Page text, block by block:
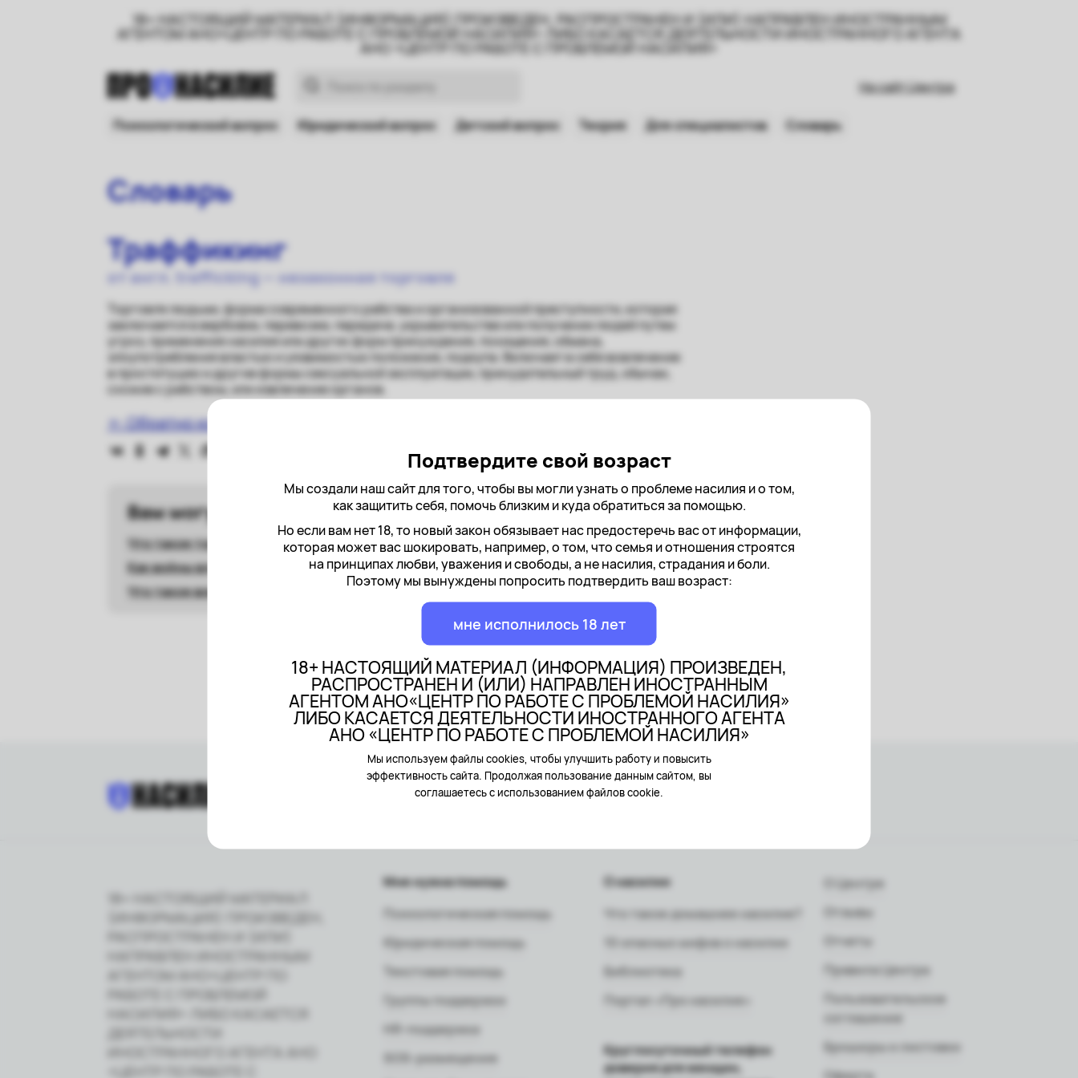
Подтвердите свой возраст
Мы создали наш сайт для того, чтобы вы могли узнать о проблеме насилия и о том,
как защитить себя, помочь близким и куда обратиться за помощью.
Но если вам нет 18, то новый закон обязывает нас предостеречь вас от информации,
которая может вас шокировать, например, о том, что семья и отношения строятся
на принципах любви, уважения и свободы, а не насилия, страдания и боли.
Поэтому мы вынуждены попросить подтвердить ваш возраст:
мне исполнилось 18 лет
18+ НАСТОЯЩИЙ МАТЕРИАЛ (ИНФОРМАЦИЯ) ПРОИЗВЕДЕН,
РАСПРОСТРАНЕН И (ИЛИ) НАПРАВЛЕН ИНОСТРАННЫМ
АГЕНТОМ АНО«ЦЕНТР ПО РАБОТЕ С ПРОБЛЕМОЙ НАСИЛИЯ»
ЛИБО КАСАЕТСЯ ДЕЯТЕЛЬНОСТИ ИНОСТРАННОГО АГЕНТА
АНО «ЦЕНТР ПО РАБОТЕ С ПРОБЛЕМОЙ НАСИЛИЯ»
Мы используем файлы cookies, чтобы улучшить работу и повысить
эффективность сайта. Продолжая пользование данным сайтом, вы
соглашаетесь с использованием файлов cookie.
18+ НАСТОЯЩИЙ МАТЕРИАЛ (ИНФОРМАЦИЯ) ПРОИЗВЕДЕН, РАСПРОСТРАНЕН И (ИЛИ) НАПРАВЛЕН ИНОСТРАННЫМ
АГЕНТОМ АНО«ЦЕНТР ПО РАБОТЕ С ПРОБЛЕМОЙ НАСИЛИЯ» ЛИБО КАСАЕТСЯ ДЕЯТЕЛЬНОСТИ ИНОСТРАННОГО АГЕНТА
АНО «ЦЕНТР ПО РАБОТЕ С ПРОБЛЕМОЙ НАСИЛИЯ»
На сайт Центра
Психологический вопрос Юридический вопрос Детский вопрос Теория Для специалистов Словарь
Словарь
Траффикинг
от англ. trafficking — незаконная торговля
Торговля людьми, форма современного рабства и организованной преступности, которая
заключается в вербовке, перевозке, передаче, укрывательстве или получении людей путем
угроз, применения насилия или других форм принуждения, похищения, обмана,
злоупотребления властью и уязвимостью положения, подкупа. Включает в себя вовлечение
в проституцию и другие формы сексуальной эксплуатации, принудительный труд, обычаи,
схожие с рабством, или извлечение органов.
← Обратно ко всем словам
Вам могут быть полезны эти статьи
Что такое торговля людьми?
Как войны влияют на права женщин?
Что такое вовлечение в проституцию?
18+ НАСТОЯЩИЙ МАТЕРИАЛ
(ИНФОРМАЦИЯ) ПРОИЗВЕДЕН,
РАСПРОСТРАНЕН И (ИЛИ)
НАПРАВЛЕН ИНОСТРАННЫМ
АГЕНТОМ АНО«ЦЕНТР ПО
РАБОТЕ С ПРОБЛЕМОЙ
НАСИЛИЯ» ЛИБО КАСАЕТСЯ
ДЕЯТЕЛЬНОСТИ
ИНОСТРАННОГО АГЕНТА АНО
«ЦЕНТР ПО РАБОТЕ С
Мне нужна помощь
Психологическая помощь
Юридическая помощь
Текстовая помощь
Группы поддержки
HR-поддержка
SOS-размещение
О насилии
Что такое домашнее насилие?
10 опасных мифов о насилии
Библиотека
Портал «Про насилие»
Круглосуточный телефон
доверия для женщин,
О Центре
Отзывы
Отчеты
Правила Центра
Пользовательское
соглашение
Брошюры и листовки